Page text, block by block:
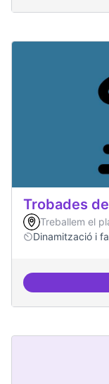
Trobades
Treballem el
Dinamització i